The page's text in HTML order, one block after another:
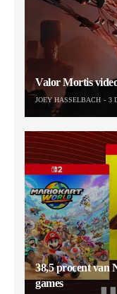
Valor Mortis
JOEY HASSELBACH 3
38,5 procent van
games